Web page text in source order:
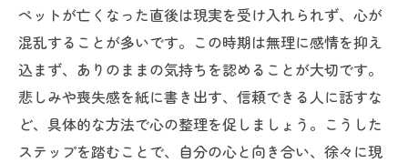
ペットロス体験者の共感と支え合いのエピ
ソード
ペットロスと共に歩む自己成長のストーリ
ー
ペットロスの痛みを癒し自己成長を目指す方法
ペットが亡くなった直後は現実を受け入れられず、心が
混乱することが多いです。この時期は無理に感情を抑え
込まず、ありのままの気持ちを認めることが大切です。
悲しみや喪失感を紙に書き出す、信頼できる人に話すな
ど、具体的な方法で心の整理を促しましょう。こうした
ステップを踏むことで、自分の心と向き合い、徐々に現